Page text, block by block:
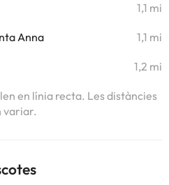
1,1 mi
Anna 1,1 mi
1,2 mi
en línia recta. Les distàncies
variar.